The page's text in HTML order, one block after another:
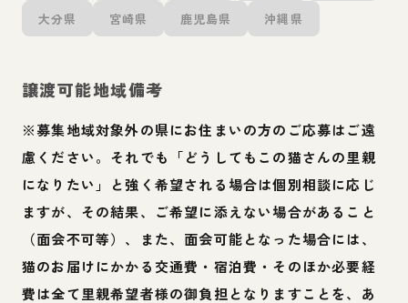
大分県 宮崎県 鹿児島県 沖縄県
譲渡可能地域備考
※募集地域対象外の県にお住まいの方のご応募はご遠
慮ください。それでも「どうしてもこの猫さんの里親
になりたい」と強く希望される場合は個別相談に応じ
ますが、その結果、ご希望に添えない場合があること
（面会不可等）、また、面会可能となった場合には、
猫のお届けにかかる交通費・宿泊費・そのほか必要経
費は全て里親希望者様の御負担となりますことを、あ